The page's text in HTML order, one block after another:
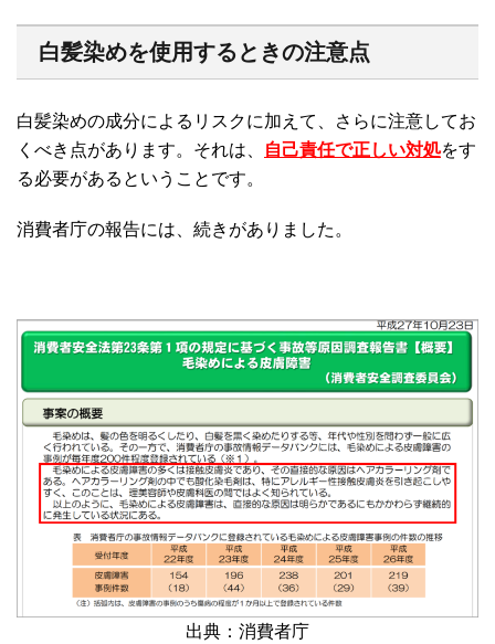
白髪染めを使用するときの注意点
白髪染めの成分によるリスクに加えて、さらに注意してお
くべき点があります。それは、
自己責任で正しい対処をす
る必要があるということです。
消費者庁の報告には、続きがありました。
出典：消費者庁